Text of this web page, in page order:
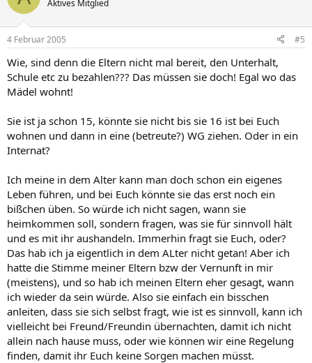
Aktives Mitglied
4 Februar 2005 #5
Wie, sind denn die Eltern nicht mal bereit, den Unterhalt,
Schule etc zu bezahlen??? Das müssen sie doch! Egal wo das
Mädel wohnt!
Sie ist ja schon 15, könnte sie nicht bis sie 16 ist bei Euch
wohnen und dann in eine (betreute?) WG ziehen. Oder in ein
Internat?
Ich meine in dem Alter kann man doch schon ein eigenes
Leben führen, und bei Euch könnte sie das erst noch ein
bißchen üben. So würde ich nicht sagen, wann sie
heimkommen soll, sondern fragen, was sie für sinnvoll hält
und es mit ihr aushandeln. Immerhin fragt sie Euch, oder?
Das hab ich ja eigentlich in dem ALter nicht getan! Aber ich
hatte die Stimme meiner Eltern bzw der Vernunft in mir
(meistens), und so hab ich meinen Eltern eher gesagt, wann
ich wieder da sein würde. Also sie einfach ein bisschen
anleiten, dass sie sich selbst fragt, wie ist es sinnvoll, kann ich
vielleicht bei Freund/Freundin übernachten, damit ich nicht
allein nach hause muss, oder wie können wir eine Regelung
finden, damit ihr Euch keine Sorgen machen müsst.